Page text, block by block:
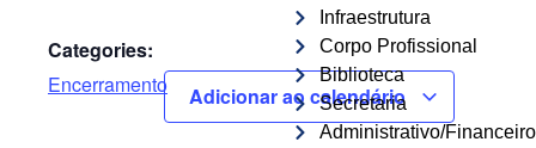
Categories:
Encerramento
Adicionar ao calendário
Infraestrutura
Corpo Profissional
Biblioteca
Secretaria
Administrativo/Financeiro